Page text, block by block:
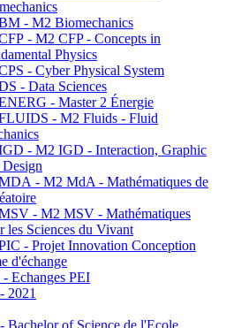
- M2 Biomechanics
- M2 CFP - Concepts in
Physics
- Cyber Physical System
- Data Sciences
- Master 2 Énergie
- M2 Fluids - Fluid
- M2 IGD - Interaction, Graphic
Design
- M2 MdA - Mathématiques de
- M2 MSV - Mathématiques
les Sciences du Vivant
- Projet Innovation Conception
d'échange
Echanges PEI
2021
Bachelor of Science de l'Ecole